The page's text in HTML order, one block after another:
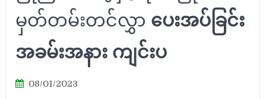
မှတ်တမ်းတင်လွှာ ပေးအပ်ခြင်း
အခမ်းအနား ကျင်းပ
08/01/2023